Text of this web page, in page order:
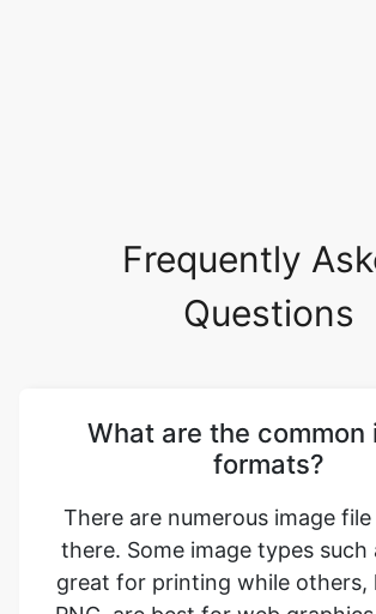
What are the common
There are numerous image file
there. Some image types such
PNG, are best for web
common image file formats
PNG, and GIF. Use this tool to